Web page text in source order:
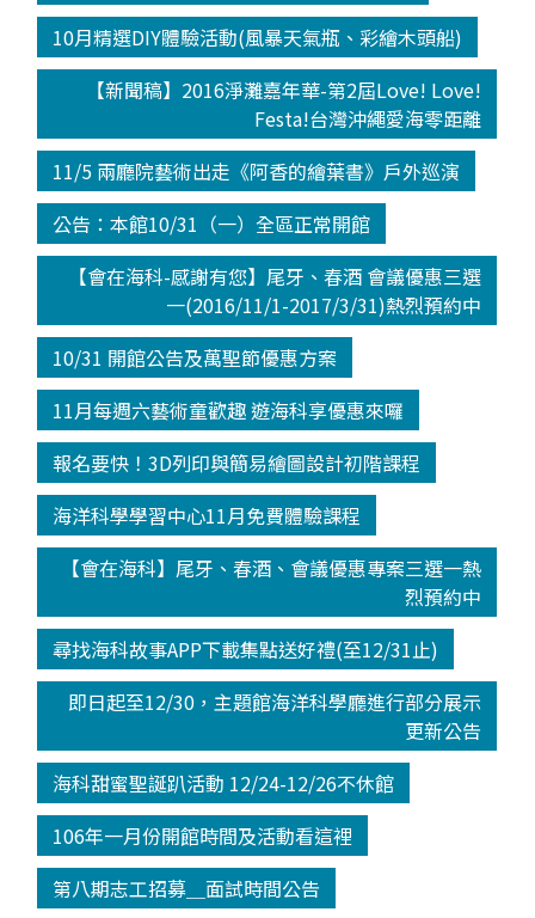
10月精選DIY體驗活動(風暴天氣瓶、彩繪木頭船)
【新聞稿】2016淨灘嘉年華-第2屆Love! Love!
Festa!台灣沖繩愛海零距離
11/5 兩廳院藝術出走《阿香的繪葉書》戶外巡演
公告：本館10/31（一）全區正常開館
【會在海科-感謝有您】尾牙、春酒 會議優惠三選
一(2016/11/1-2017/3/31)熱烈預約中
10/31 開館公告及萬聖節優惠方案
11月每週六藝術童歡趣 遊海科享優惠來囉
報名要快！3D列印與簡易繪圖設計初階課程
海洋科學學習中心11月免費體驗課程
【會在海科】尾牙、春酒、會議優惠專案三選一熱
烈預約中
尋找海科故事APP下載集點送好禮(至12/31止)
即日起至12/30，主題館海洋科學廳進行部分展示
更新公告
海科甜蜜聖誕趴活動 12/24-12/26不休館
106年一月份開館時間及活動看這裡
第八期志工招募＿面試時間公告